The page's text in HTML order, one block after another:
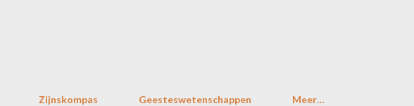
Zijnskompas Geesteswetenschappen Meer…